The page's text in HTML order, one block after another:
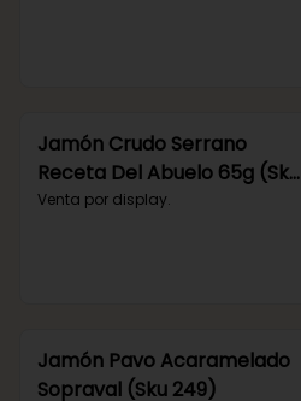
Jamón Crudo Serrano
Receta Del Abuelo 65g (Sku
219)
Venta por display.
Jamón Pavo Acaramelado
Sopraval (Sku 249)